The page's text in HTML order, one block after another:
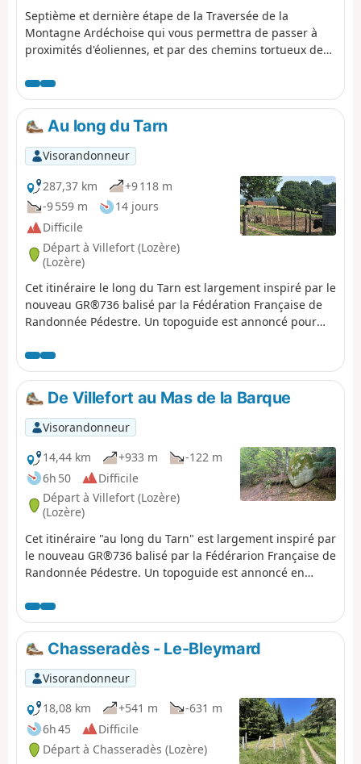
Septième et dernière étape de la Traversée de la
Montagne Ardéchoise qui vous permettra de passer à
proximités d'éoliennes, et par des chemins tortueux de
longueur et de dénivelé pour cette ultime étape.
Au long du Tarn
Visorandonneur
287,37 km
+9 118 m
-9 559 m
14 jours
Difficile
Départ à Villefort (Lozère)
(Lozère)
Cet itinéraire le long du Tarn est largement inspiré par le
nouveau GR®736 balisé par la Fédération Française de
Randonnée Pédestre. Un topoguide est annoncé pour
dans sa partie la plus sauvage, c'est un bonheur de voir
l'eau jaillir et devenir torrent puis rivière tumultueuse
pour s'épanouir vers Millau et se resserrer encore dans
les raspes avant de s'apaiser un peu aux portes d'Albi.
De Villefort au Mas de la Barque
Visorandonneur
14,44 km
+933 m
-122 m
6h 50
Difficile
Départ à Villefort (Lozère)
(Lozère)
Cet itinéraire "au long du Tarn" est largement inspiré par
le nouveau GR®736 balisé par la Fédérarion Française de
Randonnée Pédestre. Un topoguide est annoncé en
première étape propose presque 900 m de montée vers
le Monts Lozère où se cachent les sources.
Chasseradès - Le-Bleymard
Visorandonneur
18,08 km
+541 m
-631 m
6h 45
Difficile
Départ à Chasseradès (Lozère)